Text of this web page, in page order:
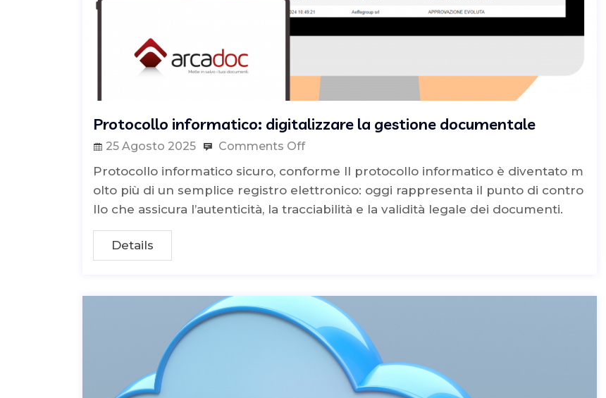
Protocollo informatico: digitalizzare la gestione documentale
25 Agosto 2025 Comments Off
Protocollo informatico sicuro, conforme Il protocollo informatico è diventato m
olto più di un semplice registro elettronico: oggi rappresenta il punto di contro
llo che assicura l’autenticità, la tracciabilità e la validità legale dei documenti.
Details